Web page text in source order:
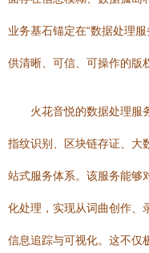
业务基石锚定在“数据处理
供清晰、可信、可操作的版
火花音悦的数据处理服
指纹识别、区块链存证、大
站式服务体系。该服务能够
化处理，实现从词曲创作、
信息追踪与可视化。这不仅